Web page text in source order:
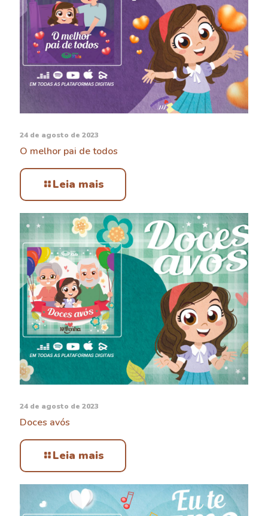
24 de agosto de 2023
O melhor pai de todos
Leia mais
24 de agosto de 2023
Doces avós
Leia mais